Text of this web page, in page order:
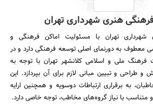
هنری شهرداری تهران
تهران با مسئولیت اماکن فرهنگی و
معطوف به دورنمای اصلی توسعه فرهنگی دارد و در
ملی و اسلامی کلانشهر تهران با توجه به
طراحی و تبیین مبانی لازم برای آن بپردازد. این
به برقراری ارتباطات دوسویه و همچنین ارایه
با نیاز گروه‌های مخاطب، توجه خاصی دارد.